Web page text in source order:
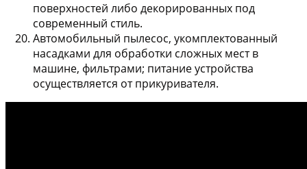
поверхностей либо декорированных под
современный стиль.
Автомобильный пылесос, укомплектованный
насадками для обработки сложных мест в
машине, фильтрами; питание устройства
осуществляется от прикуривателя.